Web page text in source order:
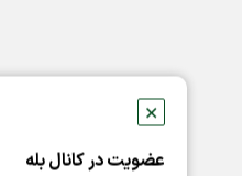
✕
عضویت در کانال بله